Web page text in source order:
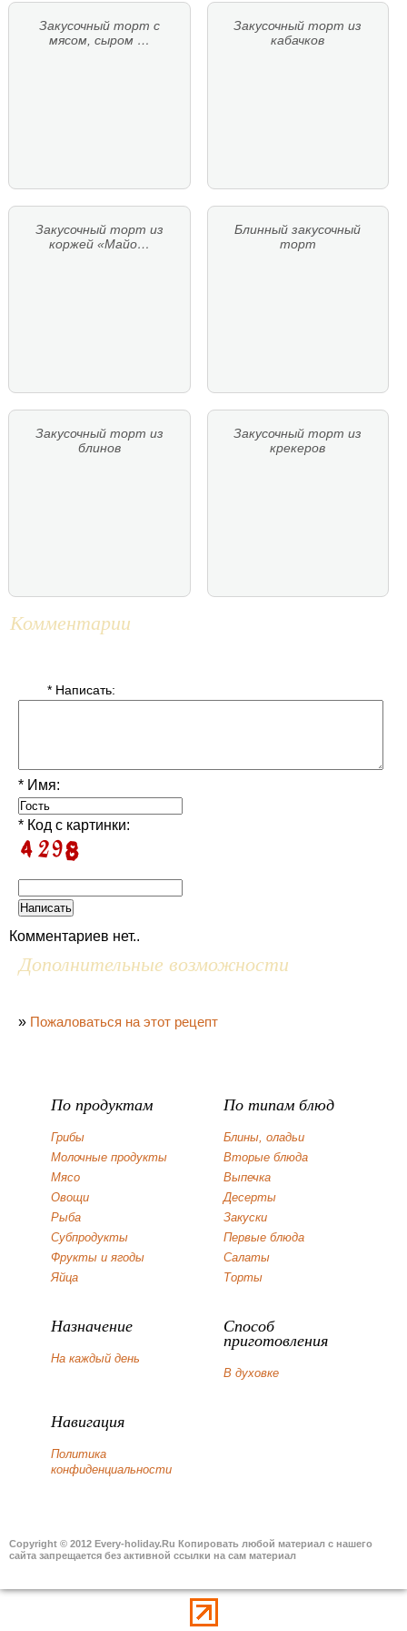
Закусочный торт с
мясом, сыром …
Закусочный торт из
кабачков
Закусочный торт из
коржей «Майо…
Блинный закусочный
торт
Закусочный торт из
блинов
Закусочный торт из
крекеров
Комментарии
* Написать:
* Имя:
* Код с картинки:
Комментариев нет..
Дополнительные возможности
» Пожаловаться на этот рецепт
По продуктам
Грибы
Молочные продукты
Мясо
Овощи
Рыба
Субпродукты
Фрукты и ягоды
Яйца
По типам блюд
Блины, оладьи
Вторые блюда
Выпечка
Десерты
Закуски
Первые блюда
Салаты
Торты
Назначение
На каждый день
Способ
приготовления
В духовке
Навигация
Политика
конфиденциальности
Copyright © 2012 Every-holiday.Ru Копировать любой материал с нашего
сайта запрещается без активной ссылки на сам материал